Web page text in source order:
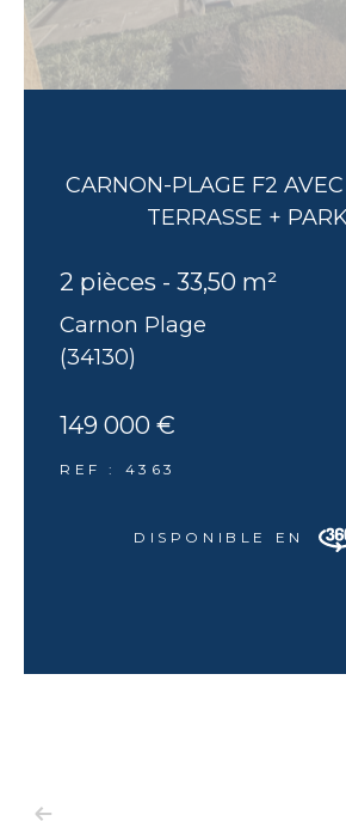
CARNON-PLAGE F2
TERRASSE +
2 pièces - 33,50 m²
Carnon Plage
(34130)
149 000 €
REF : 4363
DISPONIBLE EN